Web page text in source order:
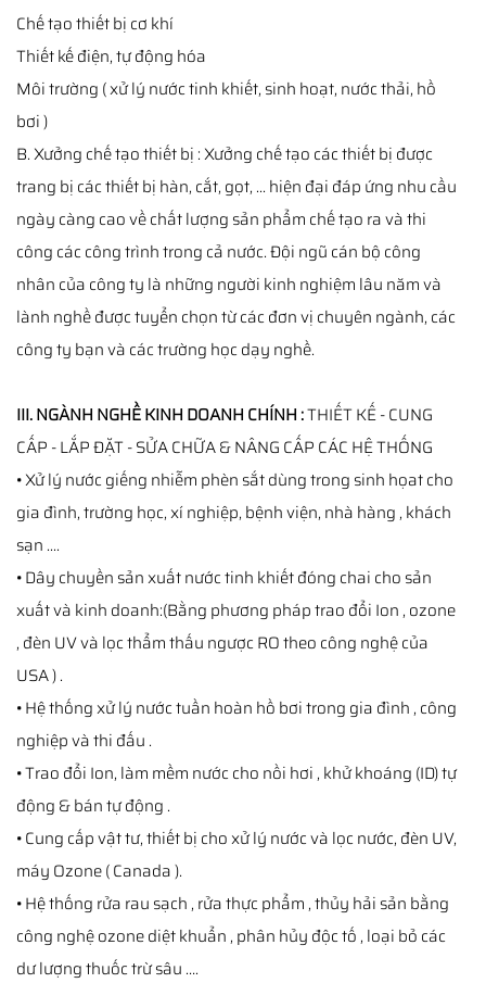
Chế tạo thiết bị cơ khí
Thiết kế điện, tự động hóa
Môi trường ( xử lý nước tinh khiết, sinh hoạt, nước thải, hồ
bơi )
B. Xưởng chế tạo thiết bị : Xưởng chế tạo các thiết bị được
trang bị các thiết bị hàn, cắt, gọt, ... hiện đại đáp ứng nhu cầu
ngày càng cao về chất lượng sản phẩm chế tạo ra và thi
công các công trình trong cả nước. Đội ngũ cán bộ công
nhân của công ty là những người kinh nghiệm lâu năm và
lành nghề được tuyển chọn từ các đơn vị chuyên ngành, các
công ty bạn và các trường học dạy nghề.
III. NGÀNH NGHỀ KINH DOANH CHÍNH :THIẾT KẾ - CUNG
CẤP - LẮP ĐẶT - SỬA CHỮA & NÂNG CẤP CÁC HỆ THỐNG
• Xử lý nước giếng nhiễm phèn sắt dùng trong sinh họat cho
gia đình, trường học, xí nghiệp, bệnh viện, nhà hàng , khách
sạn ....
• Dây chuyền sản xuất nước tinh khiết đóng chai cho sản
xuất và kinh doanh:(Bằng phương pháp trao đổi Ion , ozone
, đèn UV và lọc thẩm thấu ngược RO theo công nghệ của
USA ) .
• Hệ thống xử lý nước tuần hoàn hồ bơi trong gia đình , công
nghiệp và thi đấu .
• Trao đổi Ion, làm mềm nước cho nồi hơi , khử khoáng (ID) tự
động & bán tự động .
• Cung cấp vật tư, thiết bị cho xử lý nước và lọc nước, đèn UV,
máy Ozone ( Canada ).
• Hệ thống rửa rau sạch , rửa thực phẩm , thủy hải sản bằng
công nghệ ozone diệt khuẩn , phân hủy độc tố , loại bỏ các
dư lượng thuốc trừ sâu ….